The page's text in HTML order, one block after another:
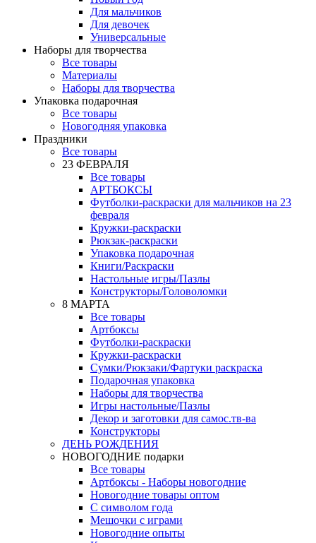
Для мальчиков
Для девочек
Универсальные
Наборы для творчества
Все товары
Материалы
Наборы для творчества
Упаковка подарочная
Все товары
Новогодняя упаковка
Праздники
Все товары
23 ФЕВРАЛЯ
Все товары
АРТБОКСЫ
Футболки-раскраски для мальчиков на 23
февраля
Кружки-раскраски
Рюкзак-раскраски
Упаковка подарочная
Книги/Раскраски
Настольные игры/Пазлы
Конструкторы/Головоломки
8 МАРТА
Все товары
Артбоксы
Футболки-раскраски
Кружки-раскраски
Сумки/Рюкзаки/Фартуки раскраска
Подарочная упаковка
Наборы для творчества
Игры настольные/Пазлы
Декор и заготовки для самос.тв-ва
Конструкторы
ДЕНЬ РОЖДЕНИЯ
НОВОГОДНИЕ подарки
Все товары
Артбоксы - Наборы новогодние
Новогодние товары оптом
С символом года
Мешочки с играми
Новогодние опыты